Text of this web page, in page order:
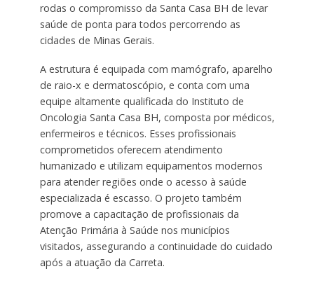
rodas o compromisso da Santa Casa BH de levar
saúde de ponta para todos percorrendo as
cidades de Minas Gerais.
A estrutura é equipada com mamógrafo, aparelho
de raio-x e dermatoscópio, e conta com uma
equipe altamente qualificada do Instituto de
Oncologia Santa Casa BH, composta por médicos,
enfermeiros e técnicos. Esses profissionais
comprometidos oferecem atendimento
humanizado e utilizam equipamentos modernos
para atender regiões onde o acesso à saúde
especializada é escasso. O projeto também
promove a capacitação de profissionais da
Atenção Primária à Saúde nos municípios
visitados, assegurando a continuidade do cuidado
após a atuação da Carreta.